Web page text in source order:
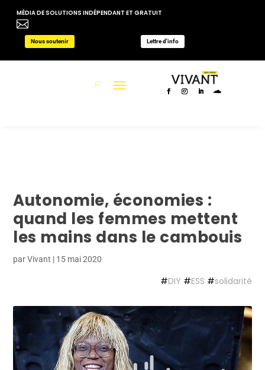
MÉDIA DE SOLUTIONS INDÉPENDANT ET GRATUIT

Nous soutenir Lettre d'info
Autonomie, économies :
quand les femmes mettent
les mains dans le cambouis
parVivant | 15 mai 2020
#DIY #ESS #solidarité